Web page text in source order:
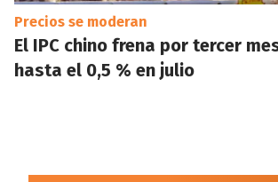
Precios se moderan
El IPC chino frena por tercer
hasta el 0,5 % en julio